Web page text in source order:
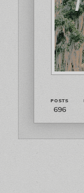
696